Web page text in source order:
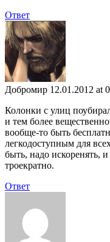
Ответ
Добромир 12.01.2012 at
Колонки с улиц
и тем более
вообще-то быть
легкодоступным для
быть, надо искоренять,
троекратно.
Ответ